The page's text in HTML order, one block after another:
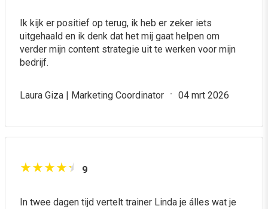
Ik kijk er positief op terug, ik heb er zeker iets
uitgehaald en ik denk dat het mij gaat helpen om
verder mijn content strategie uit te werken voor mijn
bedrijf.
Laura Giza | Marketing Coordinator 04 mrt 2026
9
In twee dagen tijd vertelt trainer Linda je álles wat je